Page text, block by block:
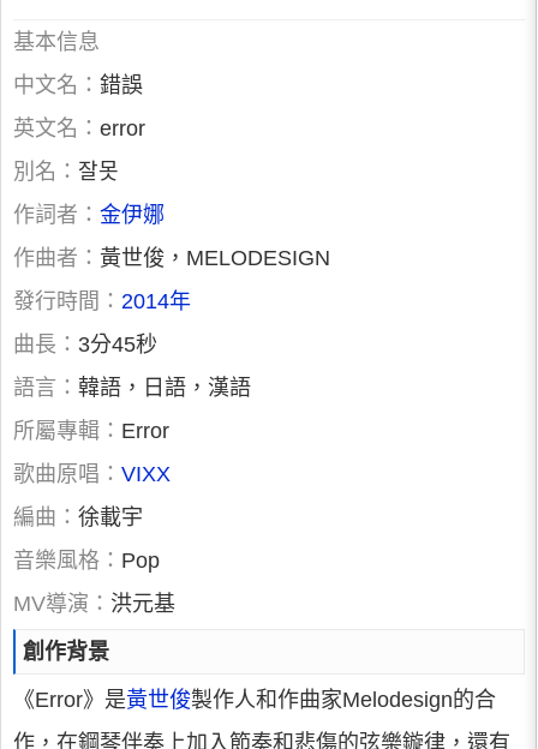
基本信息
中文名： 錯誤
英文名： error
別名： 잘못
作詞者： 金伊娜
作曲者： 黃世俊，MELODESIGN
發行時間： 2014年
曲長： 3分45秒
語言： 韓語，日語，漢語
所屬專輯： Error
歌曲原唱： VIXX
編曲： 徐載宇
音樂風格： Pop
MV導演： 洪元基
創作背景
《Error》是黃世俊製作人和作曲家Melodesign的合
作，在鋼琴伴奏上加入節奏和悲傷的弦樂鏇律，還有